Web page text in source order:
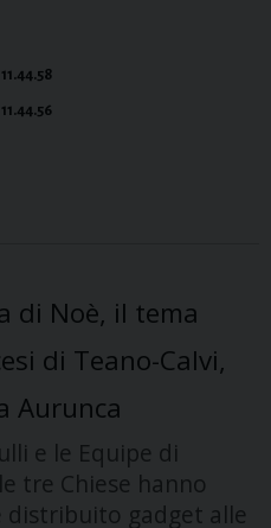
di Noè, il tema
di Teano-Calvi,
Aurunca
e le Equipe di
tre Chiese hanno
distribuito gadget alle